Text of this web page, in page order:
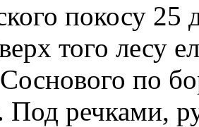
покосу
того лесу
по
Под речками,